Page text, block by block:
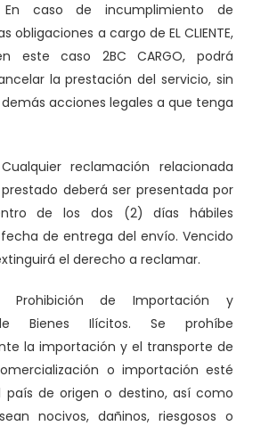
caso de incumplimiento de
obligaciones a cargo de EL CLIENTE,
este caso 2BC CARGO, podrá
la prestación del servicio, sin
acciones legales a que tenga
Cualquier reclamación relacionada
deberá ser presentada por
de los dos (2) días hábiles
de entrega del envío. Vencido
el derecho a reclamar.
Prohibición de Importación y
Bienes Ilícitos. Se prohíbe
la importación y el transporte de
o importación esté
país de origen o destino, así como
nocivos, dañinos, riesgosos o